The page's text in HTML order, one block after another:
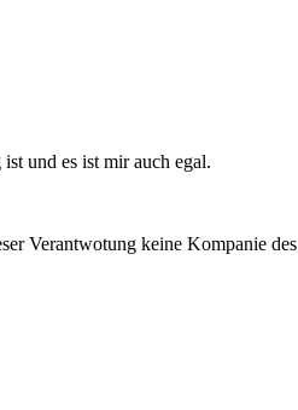
und es ist mir auch egal.
Verantwotung keine Kompanie